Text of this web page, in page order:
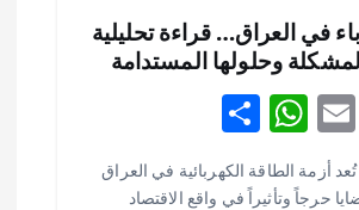
في العراق… قراءة تحليلية
وحلولها المستدامة
w
E
m
ai
W
h
at
S
h
ar
أزمة الطاقة الكهربائية في العراق
حرجاً وتأثيراً في واقع الاقتصاد
في مدينة كلباء الاماراتية